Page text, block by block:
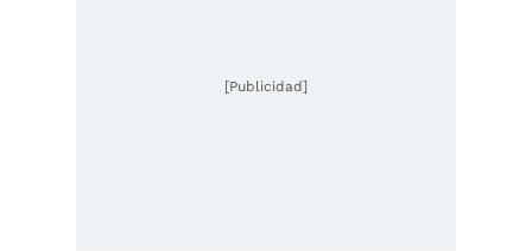
[Publicidad]